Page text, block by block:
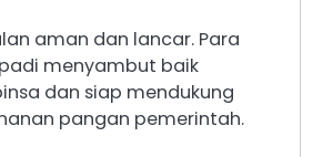
aman dan lancar. Para
menyambut baik
dan siap mendukung
pangan pemerintah.